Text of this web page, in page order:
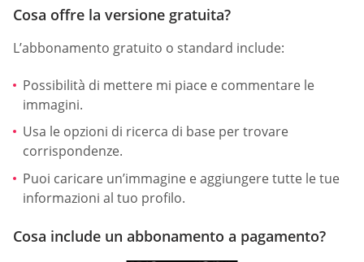
Cosa offre la versione gratuita?
L’abbonamento gratuito o standard include:
Possibilità di mettere mi piace e commentare le
immagini.
Usa le opzioni di ricerca di base per trovare
corrispondenze.
Puoi caricare un’immagine e aggiungere tutte le tue
informazioni al tuo profilo.
Cosa include un abbonamento a pagamento?